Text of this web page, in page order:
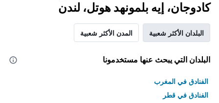
كادوجان، إيه بلمونهد هوتل، لندن
البلدان الأكثر شعبية المدن الأكثر شعبية
البلدان التي يبحث عنها مستخدمونا
الفنادق في المغرب
الفنادق في قطر